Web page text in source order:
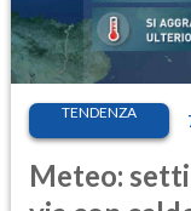
TENDENZA
Meteo: